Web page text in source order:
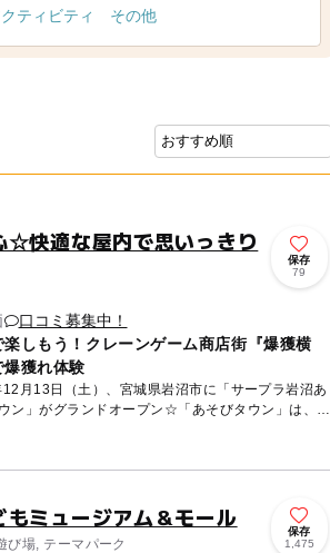
ティビティ その他
☆快適な屋内で思いっきり
保存
79
口コミ募集中！
楽しもう！クレーンゲーム商店街『爆獲横
爆獲れ体験
月13日（土）、宮城県岩沼市に「サープラ岩沼あ
ン」がグランドオープン☆「あそびタウン」は、そ
ミュージアム＆モール
び場, テーマパーク
保存
1,475